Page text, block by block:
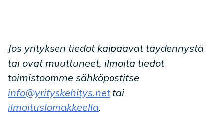
Jos yrityksen tiedot kaipaavat täydennystä
tai ovat muuttuneet, ilmoita tiedot
toimistoomme sähköpostitse
info@yrityskehitys.nettai
ilmoituslomakkeella.